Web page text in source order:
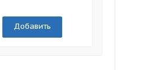
Добавить